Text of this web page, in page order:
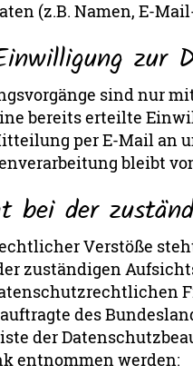
(z.B. Namen, E-
zur
sind nur
bereits erteilte
per E-Mail an
bleibt
bei der
Verstöße
zuständigen
des
der
entnommen werden: